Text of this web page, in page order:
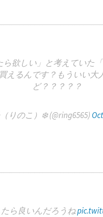
欲しい」と考えていた
えるんです？もういい大
ど？？？？？
りのこ）❄️ (@ring6565)
ら良いんだろうね